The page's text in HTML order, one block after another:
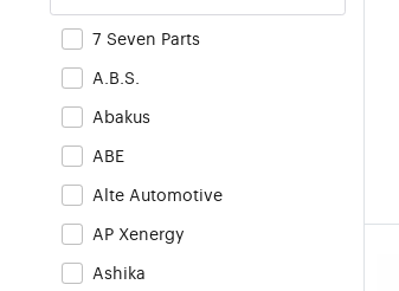
7 Seven Parts
A.B.S.
Abakus
ABE
Alte Automotive
AP Xenergy
Ashika